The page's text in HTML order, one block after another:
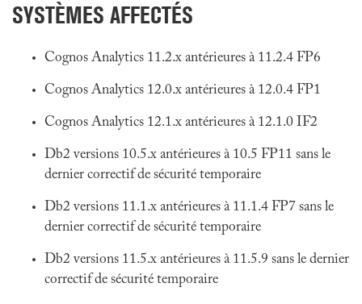
SYSTÈMES AFFECTÉS
Cognos Analytics 11.2.x antérieures à 11.2.4 FP6
Cognos Analytics 12.0.x antérieures à 12.0.4 FP1
Cognos Analytics 12.1.x antérieures à 12.1.0 IF2
Db2 versions 10.5.x antérieures à 10.5 FP11 sans le
dernier correctif de sécurité temporaire
Db2 versions 11.1.x antérieures à 11.1.4 FP7 sans le
dernier correctif de sécurité temporaire
Db2 versions 11.5.x antérieures à 11.5.9 sans le dernier
correctif de sécurité temporaire